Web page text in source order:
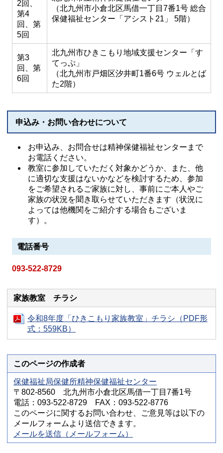
2回、
第4
回、第
5回
（北九州市小倉北区馬借一丁目7番1号 総合
保健福祉センター「アシスト21」 5階）
第3
回、第
6回
北九州市ひきこもり地域支援センター「す
てっぷ」
（北九州市戸畑区汐井町1番6号 ウェルとば
た2階）
申込み・お問い合わせについて
お申込み、お問合せは精神保健福祉センターまで
お電話ください。
教室に参加していただく対象かどうか、また、他
に適切な支援はないかなどを検討するため、参加
をご希望されるご家族に対し、事前にご本人やご
家族の状況を聞き取らせていただきます（状況に
よっては他機関をご紹介する場合もございま
す）。
電話番号
093-522-8729
家族教室 チラシ
令和8年度「ひきこもり家族教室」チラシ（PDF形
式：559KB）
このページの作成者
保健福祉局保健所精神保健福祉センター
〒802-8560 北九州市小倉北区馬借一丁目7番1号
電話：093-522-8729 FAX：093-522-8776
このページに関するお問い合わせ、ご意見等は以下の
メールフォームより送信できます。
メールを送信（メールフォーム）